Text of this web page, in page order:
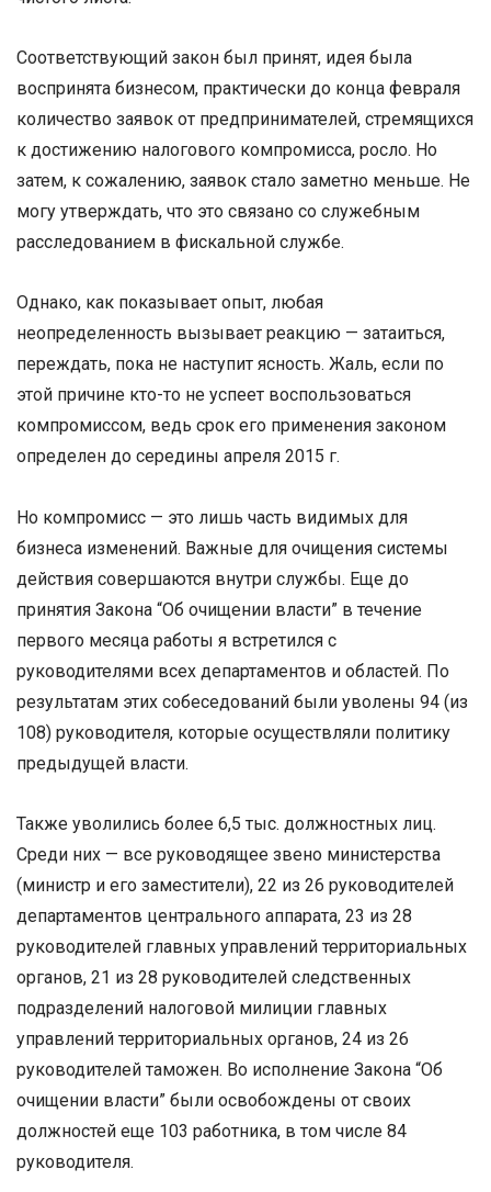
Соответствующий закон был принят, идея была
воспринята бизнесом, практически до конца февраля
количество заявок от предпринимателей, стремящихся
к достижению налогового компромисса, росло. Но
затем, к сожалению, заявок стало заметно меньше. Не
могу утверждать, что это связано со служебным
расследованием в фискальной службе.
Однако, как показывает опыт, любая
неопределенность вызывает реакцию — затаиться,
переждать, пока не наступит ясность. Жаль, если по
этой причине кто-то не успеет воспользоваться
компромиссом, ведь срок его применения законом
определен до середины апреля 2015 г.
Но компромисс — это лишь часть видимых для
бизнеса изменений. Важные для очищения системы
действия совершаются внутри службы. Еще до
принятия Закона “Об очищении власти” в течение
первого месяца работы я встретился с
руководителями всех департаментов и областей. По
результатам этих собеседований были уволены 94 (из
108) руководителя, которые осуществляли политику
предыдущей власти.
Также уволились более 6,5 тыс. должностных лиц.
Среди них — все руководящее звено министерства
(министр и его заместители), 22 из 26 руководителей
департаментов центрального аппарата, 23 из 28
руководителей главных управлений территориальных
органов, 21 из 28 руководителей следственных
подразделений налоговой милиции главных
управлений территориальных органов, 24 из 26
руководителей таможен. Во исполнение Закона “Об
очищении власти” были освобождены от своих
должностей еще 103 работника, в том числе 84
руководителя.